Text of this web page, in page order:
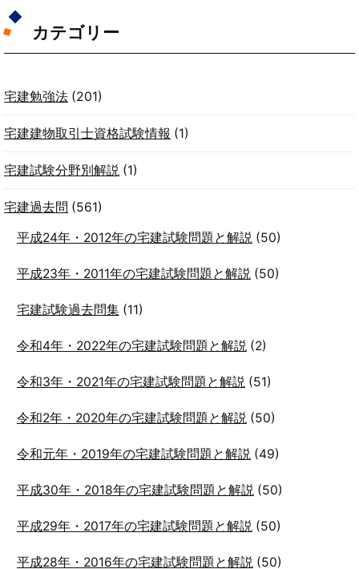
カテゴリー
宅建勉強法 (201)
宅建建物取引士資格試験情報 (1)
宅建試験分野別解説 (1)
宅建過去問 (561)
平成24年・2012年の宅建試験問題と解説(50)
平成23年・2011年の宅建試験問題と解説(50)
宅建試験過去問集(11)
令和4年・2022年の宅建試験問題と解説(2)
令和3年・2021年の宅建試験問題と解説(51)
令和2年・2020年の宅建試験問題と解説(50)
令和元年・2019年の宅建試験問題と解説(49)
平成30年・2018年の宅建試験問題と解説(50)
平成29年・2017年の宅建試験問題と解説(50)
平成28年・2016年の宅建試験問題と解説(50)